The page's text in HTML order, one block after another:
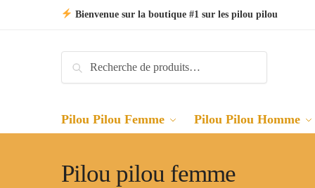
Bienvenue sur la boutique #1 sur les pilou pilou
Recherche
Pilou Pilou Femme Pilou Pilou Homme
Pilou pilou femme